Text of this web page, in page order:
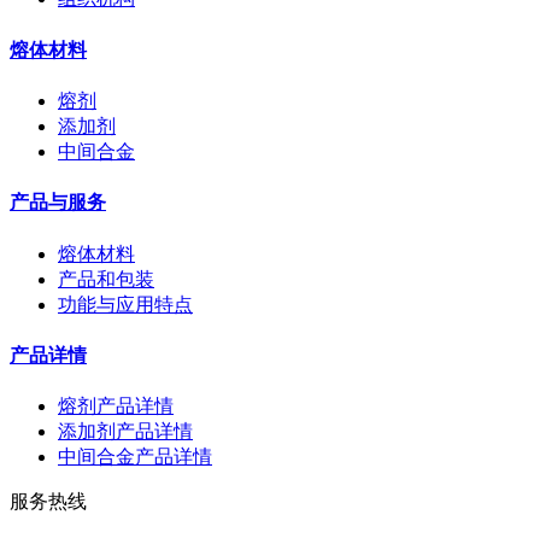
熔体材料
熔剂
添加剂
中间合金
产品与服务
熔体材料
产品和包装
功能与应用特点
产品详情
熔剂产品详情
添加剂产品详情
中间合金产品详情
服务热线